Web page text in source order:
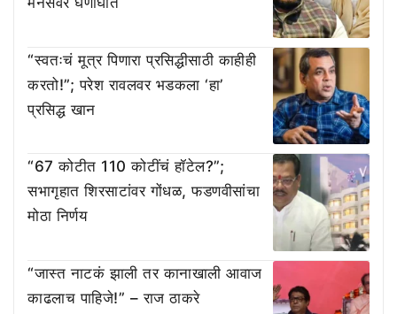
“स्वतःचं मूत्र पिणारा प्रसिद्धीसाठी काहीही
करतो!”; परेश रावलवर भडकला ‘हा’
प्रसिद्ध खान
“67 कोटीत 110 कोटींचं हॉटेल?”;
सभागृहात शिरसाटांवर गोंधळ, फडणवीसांचा
मोठा निर्णय
“जास्त नाटकं झाली तर कानाखाली आवाज
काढलाच पाहिजे!” – राज ठाकरे